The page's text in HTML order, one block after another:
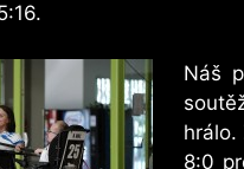
Náš
hrálo.
8:0